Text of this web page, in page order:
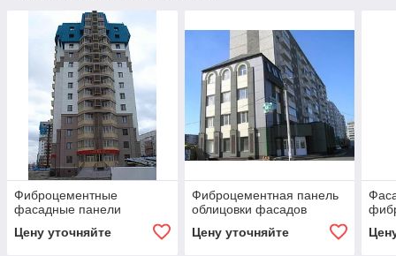
Фиброцементные
фасадные панели
Цену уточняйте
Фиброцементная панель
облицовки фасадов
Цену уточняйте